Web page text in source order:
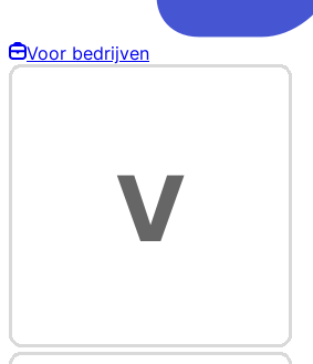
Voor bedrijven